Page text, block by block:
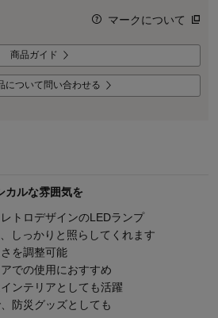
マークについて
商品ガイド
について問い合わせる
カルな雰囲気を
トロデザインのLEDランプ
しっかりと照らしてくれます
を調整可能
での使用におすすめ
ンテリアとしても活躍
防災グッズとしても